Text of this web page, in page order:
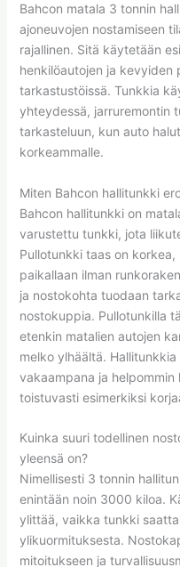
Bahcon matala 3 tonnin
ajoneuvojen nostamiseen
rajallinen. Sitä käytetään
henkilöautojen ja kevyiden
tarkastustöissä. Tunkkia
yhteydessä, jarruremontin
tarkasteluun, kun auto
korkeammalle.
Miten Bahcon hallitunkki
Bahcon hallitunkki on
varustettu tunkki, jota
Pullotunkki taas on korkea,
paikallaan ilman
ja nostokohta tuodaan
nostokuppia. Pullotunkilla
etenkin matalien autojen
melko ylhäältä.
vakaampana ja
toistuvasti esimerkiksi
Kuinka suuri todellinen
yleensä on?
Nimellisesti 3 tonnin
enintään noin 3000 kiloa.
ylittää, vaikka tunkki
ylikuormituksesta.
mitoitukseen ja